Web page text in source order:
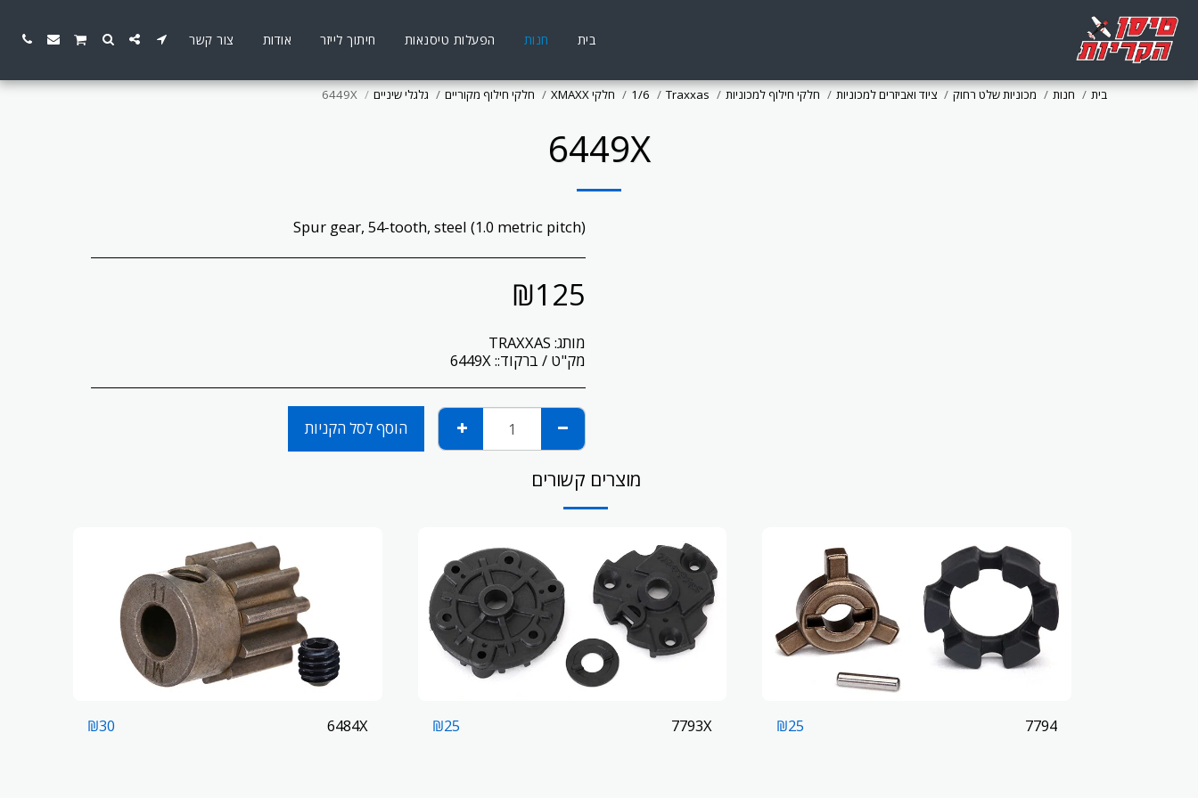
בית חנות הפעלות טיסנאות חיתוך לייזר אודות צור קשר
בית חנות מכוניות שלט רחוק ציוד ואביזרים למכוניות חלקי חילוף למכוניות Traxxas
1/6 חלקי XMAXX חלקי חילוף מקוריים גלגלי שיניים 6449X
6449X
Spur gear, 54-tooth, steel (1.0 metric pitch)
₪125
מותג: TRAXXAS
מק"ט / ברקוד::6449X
הוסף לסל הקניות
מוצרים קשורים
7794
₪25
7793X
₪25
6484X
₪30